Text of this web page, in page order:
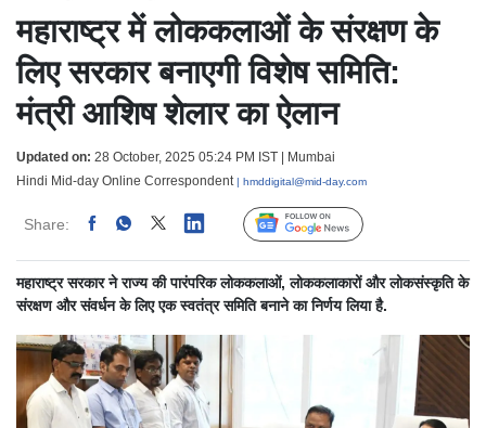
महाराष्ट्र में लोककलाओं के संरक्षण के
लिए सरकार बनाएगी विशेष समिति:
मंत्री आशिष शेलार का ऐलान
Updated on: 28 October, 2025 05:24 PM IST | Mumbai
Hindi Mid-day Online Correspondent | hmddigital@mid-day.com
Share: Linked Follow Us
महाराष्ट्र सरकार ने राज्य की पारंपरिक लोककलाओं, लोककलाकारों और लोकसंस्कृति के
संरक्षण और संवर्धन के लिए एक स्वतंत्र समिति बनाने का निर्णय लिया है.